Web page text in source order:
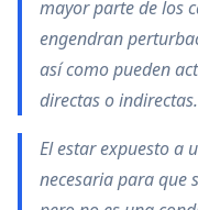
mayor parte de los
engendran
así como pueden
directas o
El estar expuesto a
necesaria para que